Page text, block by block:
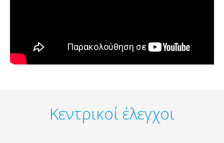
Κεντρικοί έλεγχοι